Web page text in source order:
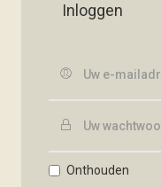
Inloggen
Onthouden